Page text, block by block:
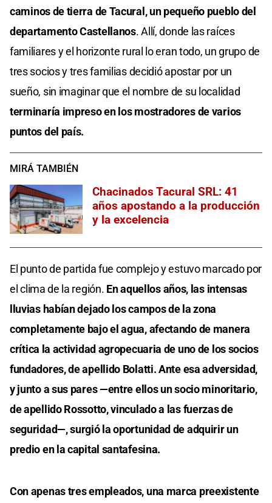
caminos de tierra de Tacural, un pequeño pueblo del
departamento Castellanos. Allí, donde las raíces
familiares y el horizonte rural lo eran todo, un grupo de
tres socios y tres familias decidió apostar por un
sueño, sin imaginar que el nombre de su localidad
terminaría impreso en los mostradores de varios
puntos del país.
MIRÁ TAMBIÉN
Chacinados Tacural SRL: 41
años apostando a la producción
y la excelencia
El punto de partida fue complejo y estuvo marcado por
el clima de la región. En aquellos años, las intensas
lluvias habían dejado los campos de la zona
completamente bajo el agua, afectando de manera
crítica la actividad agropecuaria de uno de los socios
fundadores, de apellido Bolatti. Ante esa adversidad,
y junto a sus pares —entre ellos un socio minoritario,
de apellido Rossotto, vinculado a las fuerzas de
seguridad—, surgió la oportunidad de adquirir un
predio en la capital santafesina.
Con apenas tres empleados, una marca preexistente